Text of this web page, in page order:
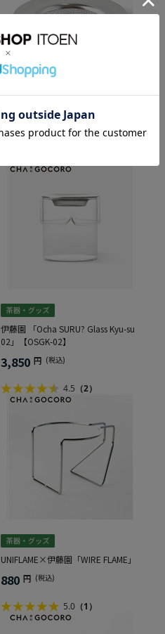
伊藤園 Ochasuru？Glass用 茶漉し
1,430 円 (税込)
伊藤園 「Ocha SURU? Glass Kyu-su
02」【OSGK-02】
3,850 円 (税込)
4.5 （2）
UNIFLAME×伊藤園「WIRE FLAME」
880 円 (税込)
5.0 （1）